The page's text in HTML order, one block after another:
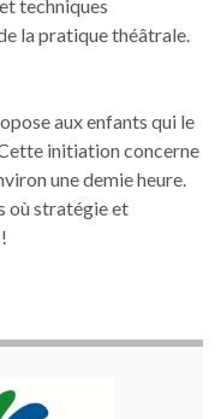
techniques
la pratique théâtrale.
aux enfants qui le
initiation concerne
une demie heure.
où stratégie et